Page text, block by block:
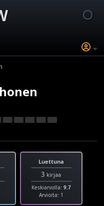
Luettuna
3 kirjaa
Keskiarvolla: 9.7
Arvioita: 1